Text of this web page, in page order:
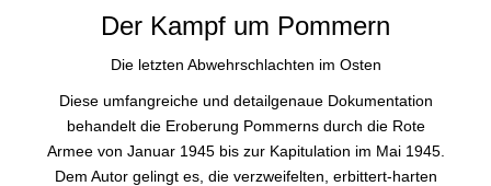
Der Kampf um Pommern
Die letzten Abwehrschlachten im Osten
Diese umfangreiche und detailgenaue Dokumentation
behandelt die Eroberung Pommerns durch die Rote
Armee von Januar 1945 bis zur Kapitulation im Mai 1945.
Dem Autor gelingt es, die verzweifelten, erbittert-harten